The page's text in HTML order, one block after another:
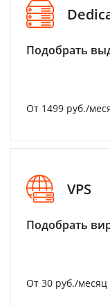
Подобрать
От 1499 руб./
VPS
Подобрать
От 30 руб./месяц